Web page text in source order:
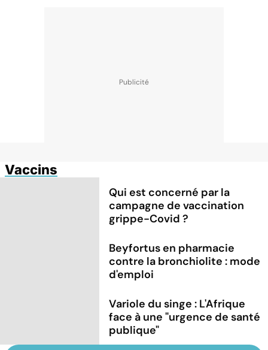
Vaccins
Qui est concerné par la
campagne de vaccination
grippe-Covid ?
Beyfortus en pharmacie
contre la bronchiolite : mode
d'emploi
Variole du singe : L'Afrique
face à une "urgence de santé
publique"